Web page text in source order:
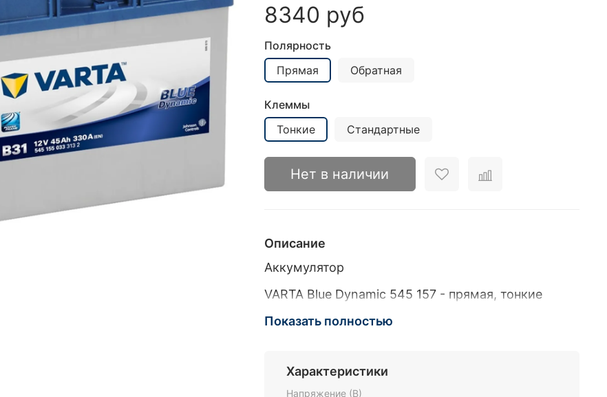
8340 руб
Полярность
Прямая
Обратная
Клеммы
Тонкие
Стандартные
Нет в наличии
Описание
Аккумулятор
VARTA Blue Dynamic 545 157 - прямая, тонкие
VARTA Blue Dynamic 545 155 - обратная тонкие
Показать полностью
Характеристики
Напряжение (В)